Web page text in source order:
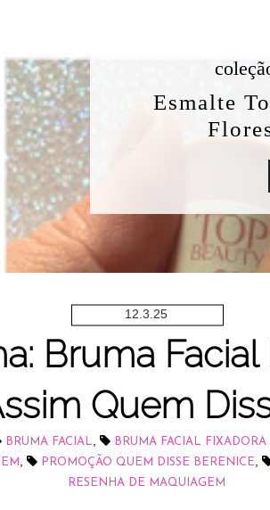
Esmalte
12.3.25
Bruma
Quem
BRUMA FACIAL
BRUMA FACIAL
PROMOÇÃO QUEM DISSE BERENICE
RESENHA DE MAQUIAGEM